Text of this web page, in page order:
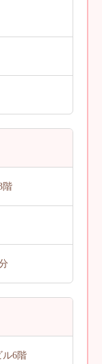
階
ル6階